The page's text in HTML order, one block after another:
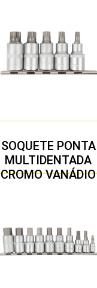
SOQUETE PONTA
MULTIDENTADA
CROMO VANÁDIO